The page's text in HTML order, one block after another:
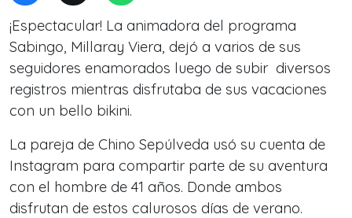
¡Espectacular! La animadora del programa
Sabingo, Millaray Viera, dejó a varios de sus
seguidores enamorados luego de subir diversos
registros mientras disfrutaba de sus vacaciones
con un bello bikini.
La pareja de Chino Sepúlveda usó su cuenta de
Instagram para compartir parte de su aventura
con el hombre de 41 años. Donde ambos
disfrutan de estos calurosos días de verano.